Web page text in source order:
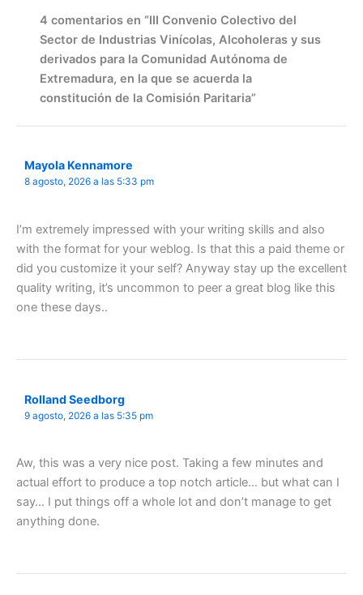
4 comentarios en “III Convenio Colectivo del
Sector de Industrias Vinícolas, Alcoholeras y sus
derivados para la Comunidad Autónoma de
Extremadura, en la que se acuerda la
constitución de la Comisión Paritaria”
Mayola Kennamore
8 agosto, 2026 a las 5:33 pm
I’m extremely impressed with your writing skills and also
with the format for your weblog. Is that this a paid theme or
did you customize it your self? Anyway stay up the excellent
quality writing, it’s uncommon to peer a great blog like this
one these days..
Rolland Seedborg
9 agosto, 2026 a las 5:35 pm
Aw, this was a very nice post. Taking a few minutes and
actual effort to produce a top notch article… but what can I
say… I put things off a whole lot and don’t manage to get
anything done.